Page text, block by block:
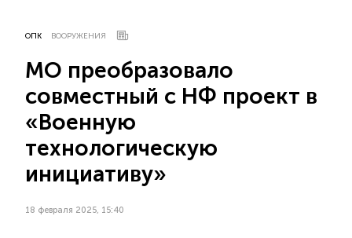
ОПК ВООРУЖЕНИЯ
МО преобразовало
совместный с НФ проект в
«Военную
технологическую
инициативу»
18 февраля 2025, 15:40